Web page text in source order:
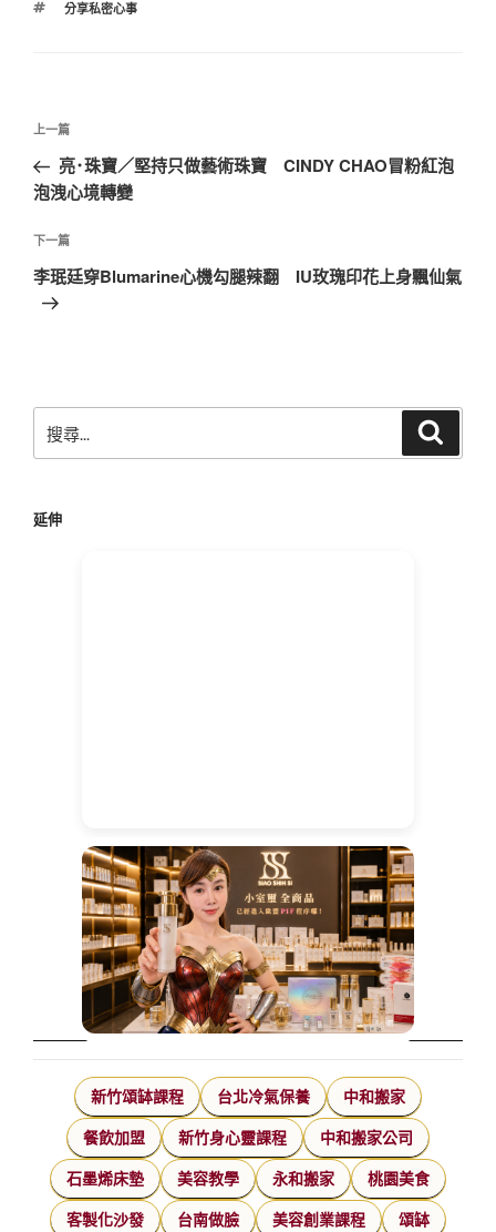
標
分享私密心事
文
導
覽
上
一
篇
章
上一篇
亮･珠寶／堅持只做藝術珠寶 CINDY CHAO冒粉紅泡
泡洩心境轉變
下
一
篇
下一篇
李珉廷穿Blumarine心機勾腿辣翻 IU玫瑰印花上身飄仙氣
尋
字:
延伸
新竹頌缽課程 台北冷氣保養 中和搬家
餐飲加盟 新竹身心靈課程 中和搬家公司
石墨烯床墊 美容教學 永和搬家 桃園美食
客製化沙發 台南做臉 美容創業課程 頌缽